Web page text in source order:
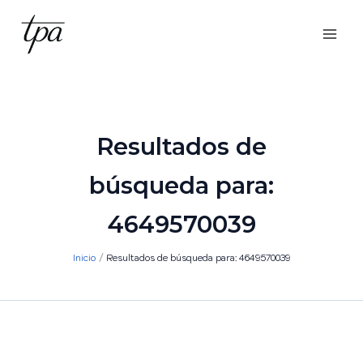
contenido
Resultados de
búsqueda para:
4649570039
Inicio Resultados de búsqueda para: 4649570039